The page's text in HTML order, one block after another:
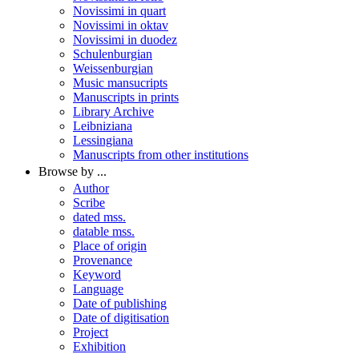
Novissimi in quart
Novissimi in oktav
Novissimi in duodez
Schulenburgian
Weissenburgian
Music mansucripts
Manuscripts in prints
Library Archive
Leibniziana
Lessingiana
Manuscripts from other institutions
Browse by ...
Author
Scribe
dated mss.
datable mss.
Place of origin
Provenance
Keyword
Language
Date of publishing
Date of digitisation
Project
Exhibition